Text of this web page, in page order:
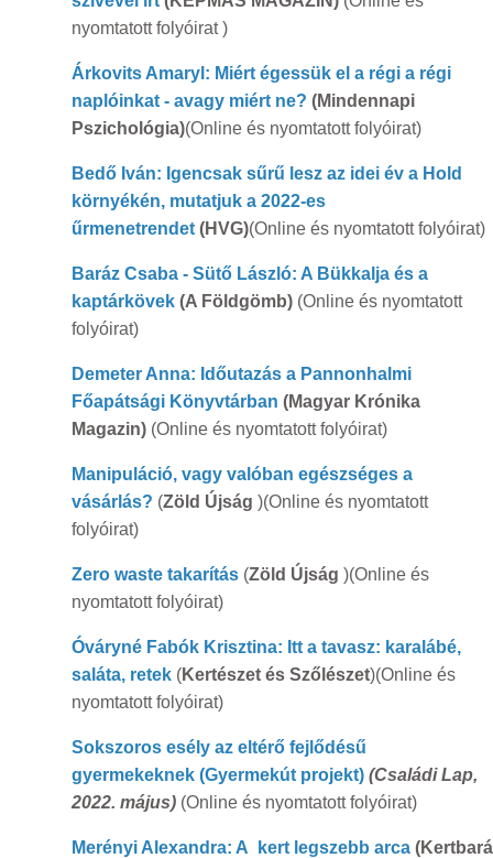
nyomtatott folyóirat )
Árkovits Amaryl: Miért égessük el a régi a régi
naplóinkat - avagy miért ne? (Mindennapi
Pszichológia)(Online és nyomtatott folyóirat)
Bedő Iván: Igencsak sűrű lesz az idei év a Hold
környékén, mutatjuk a 2022-es
űrmenetrendet(HVG)(Online és nyomtatott folyóirat)
Baráz Csaba - Sütő László: A Bükkalja és a
kaptárkövek (A Földgömb) (Online és nyomtatott
folyóirat)
Demeter Anna: Időutazás a Pannonhalmi
Főapátsági Könyvtárban (Magyar Krónika
Magazin) (Online és nyomtatott folyóirat)
Manipuláció, vagy valóban egészséges a
vásárlás? (Zöld Újság )(Online és nyomtatott
folyóirat)
Zero waste takarítás (Zöld Újság )(Online és
nyomtatott folyóirat)
Óváryné Fabók Krisztina: Itt a tavasz: karalábé,
saláta, retek (Kertészet és Szőlészet)(Online és
nyomtatott folyóirat)
Sokszoros esély az eltérő fejlődésű
gyermekeknek(Gyermekút projekt) (Családi Lap,
2022. május) (Online és nyomtatott folyóirat)
Merényi Alexandra: A kert legszebb arca